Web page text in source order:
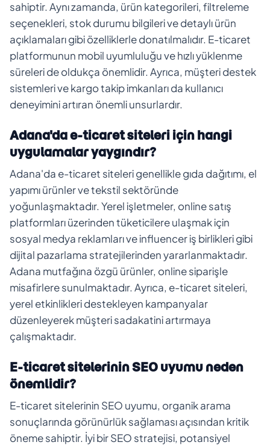
sahiptir. Aynı zamanda, ürün kategorileri, filtreleme
seçenekleri, stok durumu bilgileri ve detaylı ürün
açıklamaları gibi özelliklerle donatılmalıdır. E-ticaret
platformunun mobil uyumluluğu ve hızlı yüklenme
süreleri de oldukça önemlidir. Ayrıca, müşteri destek
sistemleri ve kargo takip imkanları da kullanıcı
deneyimini artıran önemli unsurlardır.
Adana'da e-ticaret siteleri için hangi
uygulamalar yaygındır?
Adana'da e-ticaret siteleri genellikle gıda dağıtımı, el
yapımı ürünler ve tekstil sektöründe
yoğunlaşmaktadır. Yerel işletmeler, online satış
platformları üzerinden tüketicilere ulaşmak için
sosyal medya reklamları ve influencer iş birlikleri gibi
dijital pazarlama stratejilerinden yararlanmaktadır.
Adana mutfağına özgü ürünler, online siparişle
misafirlere sunulmaktadır. Ayrıca, e-ticaret siteleri,
yerel etkinlikleri destekleyen kampanyalar
düzenleyerek müşteri sadakatini artırmaya
çalışmaktadır.
E-ticaret sitelerinin SEO uyumu neden
önemlidir?
E-ticaret sitelerinin SEO uyumu, organik arama
sonuçlarında görünürlük sağlaması açısından kritik
öneme sahiptir. İyi bir SEO stratejisi, potansiyel